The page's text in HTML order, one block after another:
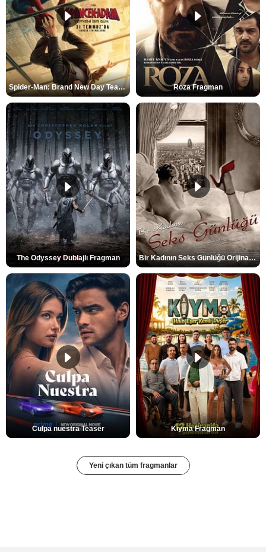
Spider-Man: Brand New Day Teaser Roza Fragman
The Odyssey Dublajlı Fragman Bir Kadının Seks Günlüğü Orijinal Fragman
Culpa nuestra Teaser Kıyma Fragman
Yeni çıkan tüm fragmanlar